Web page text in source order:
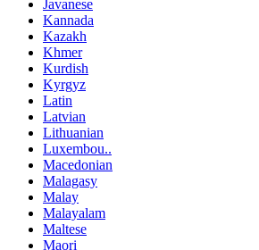
Javanese
Kannada
Kazakh
Khmer
Kurdish
Kyrgyz
Latin
Latvian
Lithuanian
Luxembou..
Macedonian
Malagasy
Malay
Malayalam
Maltese
Maori